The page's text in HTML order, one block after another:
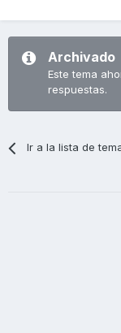
Archivado
Este tema
respuestas.
Ir a la lista de